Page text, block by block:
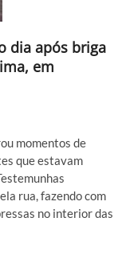
dia após briga
em
momentos de
que estavam
rua, fazendo com
no interior das